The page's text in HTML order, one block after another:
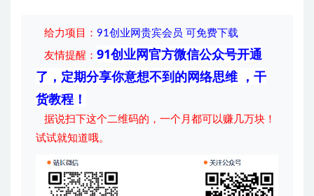
给力项目 ： 91创业网贵宾会员 可免费下载
友情提醒： 91创业网官方微信公众号开通
了，定期分享你意想不到的网络思维 ，干
货教程！
据说扫下这个二维码的，一个月都可以赚几万块！
试试就知道哦。